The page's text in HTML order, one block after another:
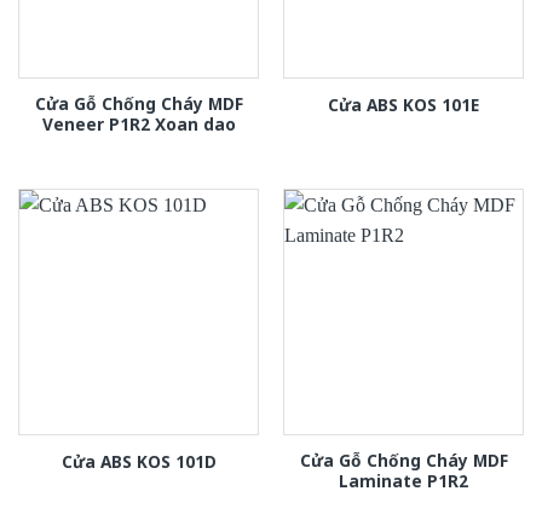
Cửa Gỗ Chống Cháy MDF
Veneer P1R2 Xoan dao
Cửa ABS KOS 101E
Cửa ABS KOS 101D
Cửa Gỗ Chống Cháy MDF
Laminate P1R2